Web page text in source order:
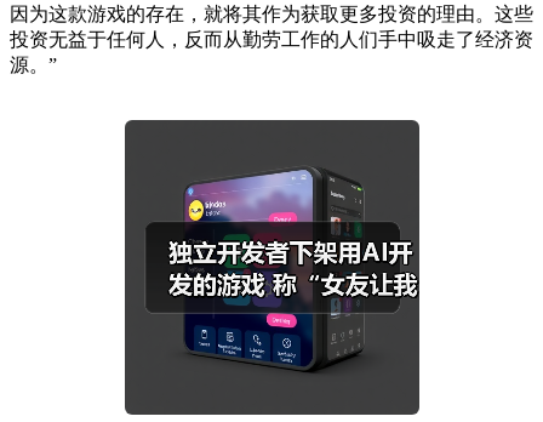
因为这款游戏的存在，就将其作为获取更多投资的理由。这些
投资无益于任何人，反而从勤劳工作的人们手中吸走了经济资
源。”